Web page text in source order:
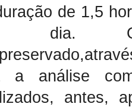
de 1,5
a análise
antes,